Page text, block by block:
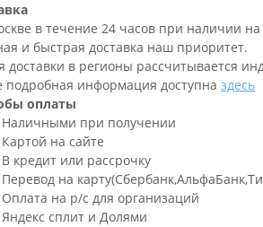
в течение 24 часов при наличии
и быстрая доставка наш приоритет.
доставки в регионы рассчитывается
подробная информация доступна здесь
оплаты
Наличными при получении
Картой на сайте
В кредит или рассрочку
Перевод на
Оплата на р/c для организаций
Яндекс сплит и Долями